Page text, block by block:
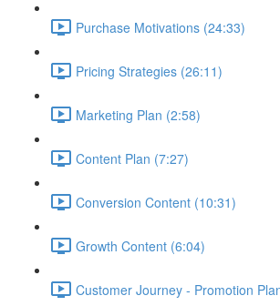
Purchase Motivations (24:33)
Pricing Strategies (26:11)
Marketing Plan (2:58)
Content Plan (7:27)
Conversion Content (10:31)
Growth Content (6:04)
Customer Journey - Promotion